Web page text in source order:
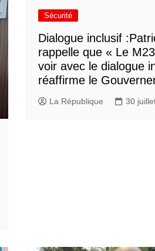
Sécurité
Dialogue inclusif
rappelle que « Le
voir avec le dialogue
réaffirme le
La République 30